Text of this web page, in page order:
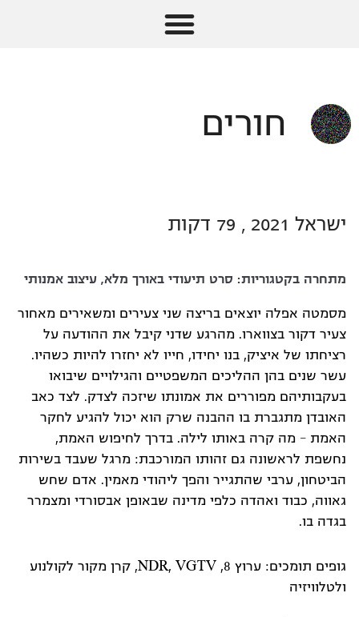
חורים
ישראל 2021 , 79 דקות
מתחרה בקטגוריות: סרט תיעודי באורך מלא, עיצוב אמנותי
מסמטה אפלה יוצאים בריצה שני צעירים ומשאירים מאחור
צעיר דקור בצווארו. מהרגע שדני קיבל את ההודעה על
רציחתו של איציק, בנו יחידו, חייו לא יחזרו להיות כשהיו.
עשר שנים בהן ההליכים המשפטיים והגילויים שיבואו
בעקבותיהם מפוררים את אמונתו שיזכה לצדק. לצד כאב
האובדן מתגברת בו ההבנה שרק הוא יכול להגיע לחקר
האמת – מה קרה באותו לילה. בדרך לחיפוש האמת,
נחשפת לראשונה גם זהותו המורכבת: מרגל שעבד בשירות
הביטחון, ערבי שהתגייר והפך ליהודי מאמין. אדם שחש
גאווה, כבוד ואהדה כלפי מדינה שבאופן אבסורדי ומצמרר
בגדה בו.
גופים תומכים: ערוץ 8, NDR, VGTV, קרן מקור לקולנוע
ולטלוויזיה